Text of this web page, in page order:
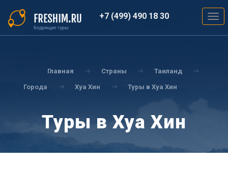
основному
содержанию
+7 (499) 490 18 30
Главная Страны Таиланд
Города Хуа Хин Туры в Хуа Хин
Туры в Хуа Хин